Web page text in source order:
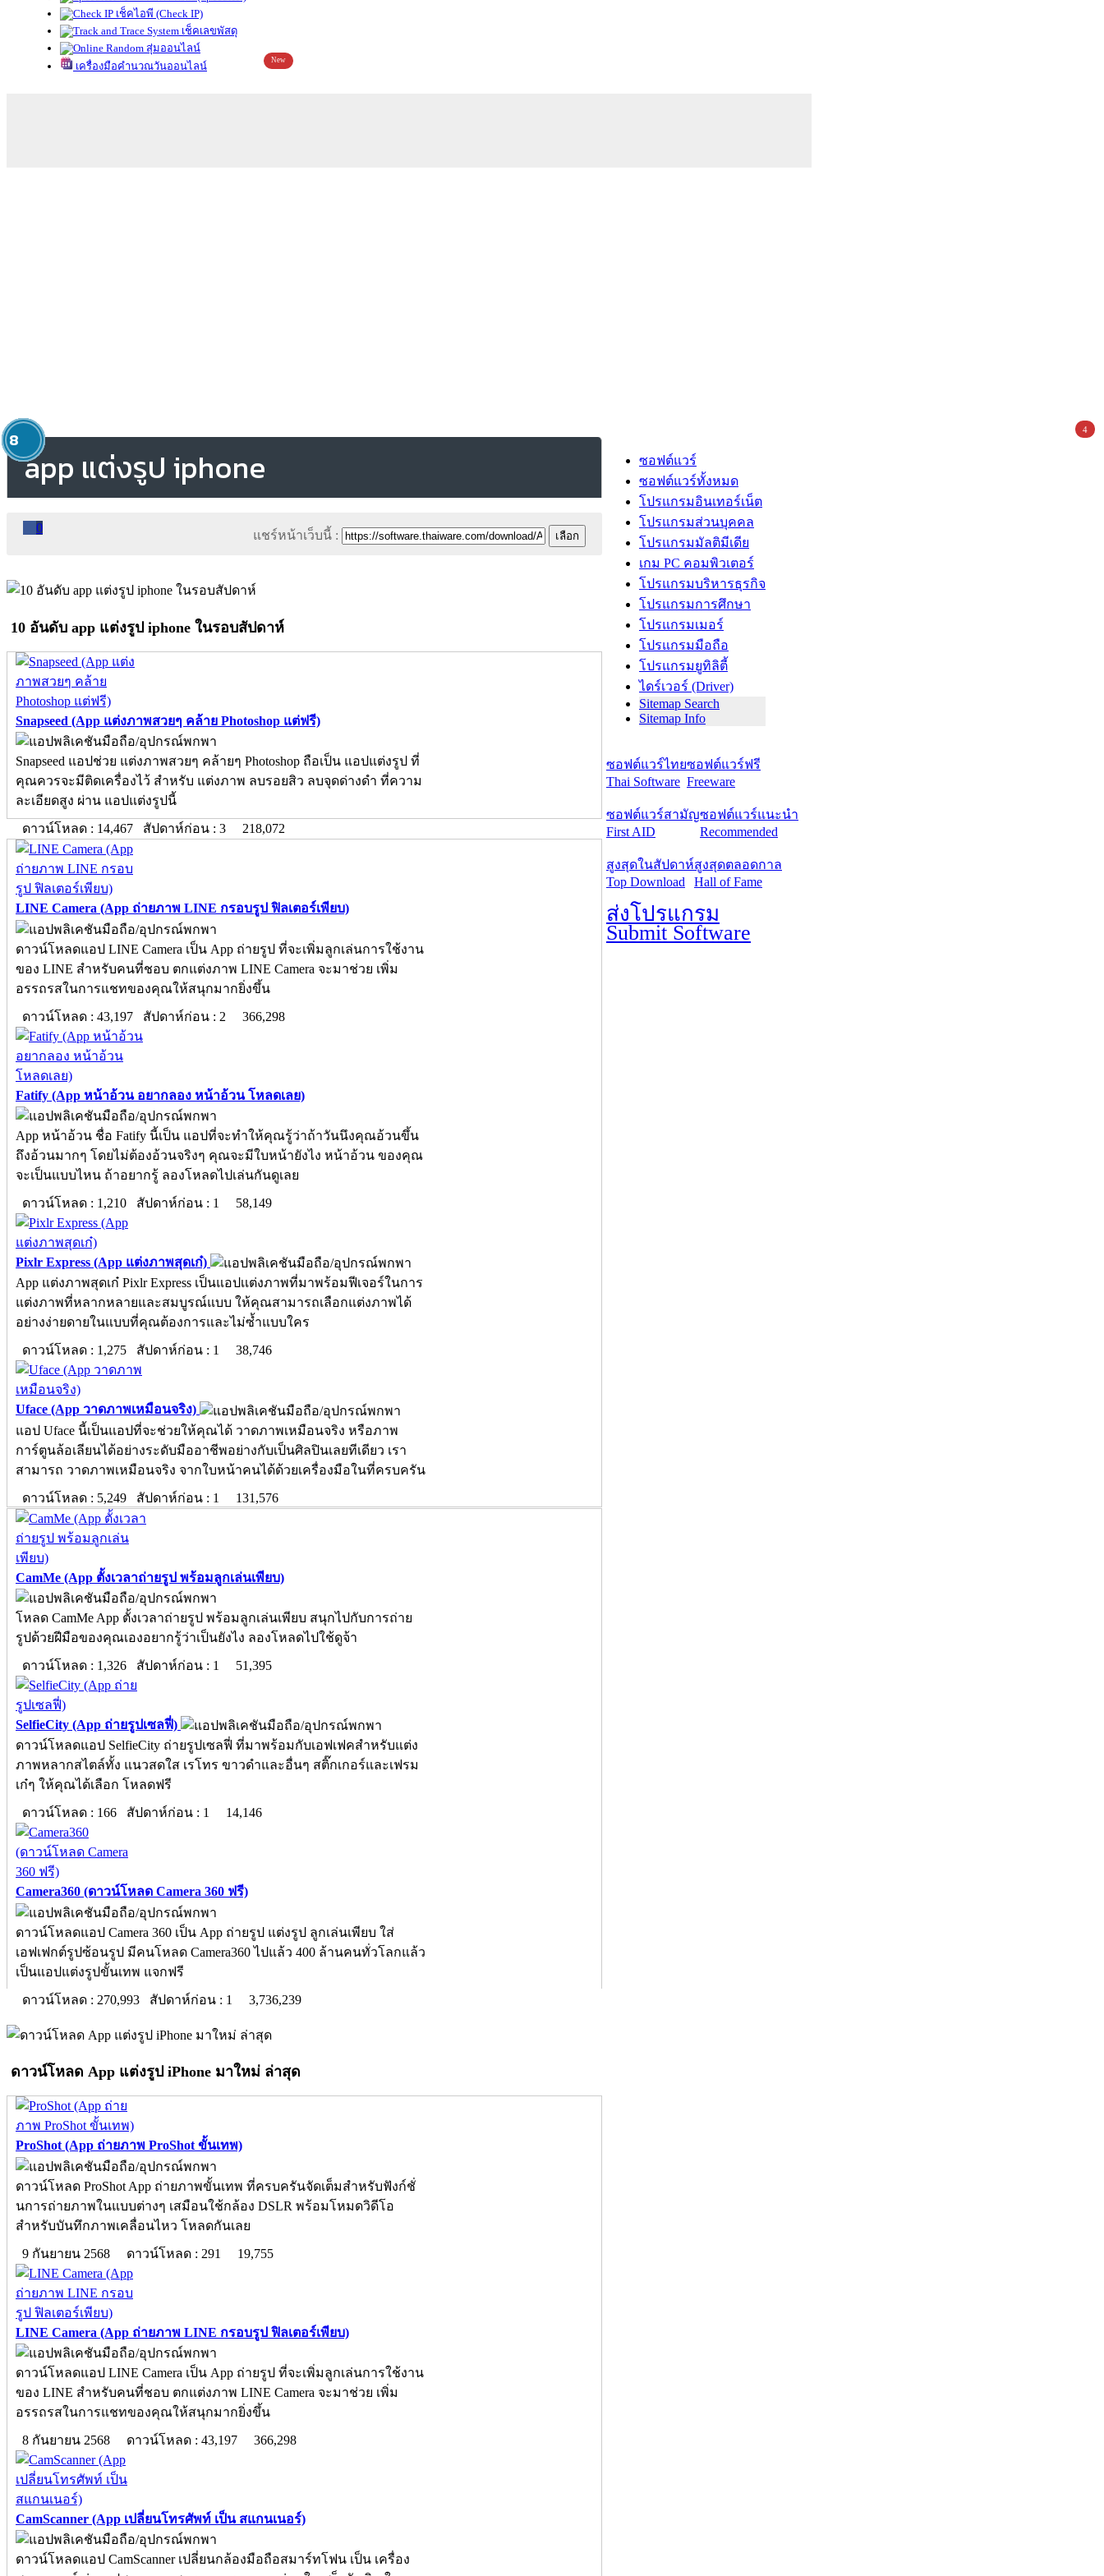
เช็คไอพี (Check IP)
เช็คเลขพัสดุ
สุ่มออนไลน์
เครื่องมือคำนวณวันออนไลน์
New
app แต่งรูป iphone
0
แชร์หน้าเว็บนี้ :
10 อันดับ app แต่งรูป iphone ในรอบสัปดาห์
1
Snapseed (App แต่งภาพสวยๆ คล้าย Photoshop แต่ฟรี)
Snapseed แอปช่วย แต่งภาพสวยๆ คล้ายๆ Photoshop ถือเป็น แอปแต่งรูป ที่
คุณควรจะมีติดเครื่องไว้ สำหรับ แต่งภาพ ลบรอยสิว ลบจุดด่างดำ ที่ความ
ละเอียดสูง ผ่าน แอปแต่งรูปนี้
ดาวน์โหลด : 14,467 สัปดาห์ก่อน : 3
218,072
2
LINE Camera (App ถ่ายภาพ LINE กรอบรูป ฟิลเตอร์เพียบ)
ดาวน์โหลดแอป LINE Camera เป็น App ถ่ายรูป ที่จะเพิ่มลูกเล่นการใช้งาน
ของ LINE สำหรับคนที่ชอบ ตกแต่งภาพ LINE Camera จะมาช่วย เพิ่ม
อรรถรสในการแชทของคุณให้สนุกมากยิ่งขึ้น
ดาวน์โหลด : 43,197 สัปดาห์ก่อน : 2
366,298
3
Fatify (App หน้าอ้วน อยากลอง หน้าอ้วน โหลดเลย)
App หน้าอ้วน ชื่อ Fatify นี้เป็น แอปที่จะทำให้คุณรู้ว่าถ้าวันนึงคุณอ้วนขึ้น
ถึงอ้วนมากๆ โดยไม่ต้องอ้วนจริงๆ คุณจะมีใบหน้ายังไง หน้าอ้วน ของคุณ
จะเป็นแบบไหน ถ้าอยากรู้ ลองโหลดไปเล่นกันดูเลย
ดาวน์โหลด : 1,210 สัปดาห์ก่อน : 1
58,149
4
Pixlr Express (App แต่งภาพสุดเก๋)
App แต่งภาพสุดเก๋ Pixlr Express เป็นแอปเเต่งภาพที่มาพร้อมฟีเจอร์ในการ
แต่งภาพที่หลากหลายและสมบูรณ์แบบ ให้คุณสามารถเลือกแต่งภาพได้
อย่างง่ายดายในแบบที่คุณต้องการและไม่ซ้ำแบบใคร
ดาวน์โหลด : 1,275 สัปดาห์ก่อน : 1
38,746
5
Uface (App วาดภาพเหมือนจริง)
แอป Uface นี้เป็นแอปที่จะช่วยให้คุณได้ วาดภาพเหมือนจริง หรือภาพ
การ์ตูนล้อเลียนได้อย่างระดับมืออาชีพอย่างกับเป็นศิลปินเลยทีเดียว เรา
สามารถ วาดภาพเหมือนจริง จากใบหน้าคนได้ด้วยเครื่องมือในที่ครบครัน
ดาวน์โหลด : 5,249 สัปดาห์ก่อน : 1
131,576
6
CamMe (App ตั้งเวลาถ่ายรูป พร้อมลูกเล่นเพียบ)
โหลด CamMe App ตั้งเวลาถ่ายรูป พร้อมลูกเล่นเพียบ สนุกไปกับการถ่าย
รูปด้วยฝีมือของคุณเองอยากรู้ว่าเป็นยังไง ลองโหลดไปใช้ดูจ้า
ดาวน์โหลด : 1,326 สัปดาห์ก่อน : 1
51,395
7
SelfieCity (App ถ่ายรูปเซลฟี่)
ดาวน์โหลดแอป SelfieCity ถ่ายรูปเซลฟี่ ที่มาพร้อมกับเอฟเฟคสำหรับแต่ง
ภาพหลากสไตล์ทั้ง แนวสดใส เรโทร ขาวดำและอื่นๆ สติ๊กเกอร์และเฟรม
เก๋ๆ ให้คุณได้เลือก โหลดฟรี
ดาวน์โหลด : 166 สัปดาห์ก่อน : 1
14,146
8
Camera360 (ดาวน์โหลด Camera 360 ฟรี)
ดาวน์โหลดแอป Camera 360 เป็น App ถ่ายรูป แต่งรูป ลูกเล่นเพียบ ใส่
เอฟเฟกต์รูปซ้อนรูป มีคนโหลด Camera360 ไปแล้ว 400 ล้านคนทั่วโลกแล้ว
เป็นแอปแต่งรูปขั้นเทพ แจกฟรี
ดาวน์โหลด : 270,993 สัปดาห์ก่อน : 1
3,736,239
ดาวน์โหลด App แต่งรูป iPhone มาใหม่ ล่าสุด
ProShot (App ถ่ายภาพ ProShot ขั้นเทพ)
ดาวน์โหลด ProShot App ถ่ายภาพขั้นเทพ ที่ครบครันจัดเต็มสำหรับฟังก์ชั่
นการถ่ายภาพในแบบต่างๆ เสมือนใช้กล้อง DSLR พร้อมโหมดวิดีโอ
สำหรับบันทึกภาพเคลื่อนไหว โหลดกันเลย
9 กันยายน 2568
ดาวน์โหลด : 291 19,755
LINE Camera (App ถ่ายภาพ LINE กรอบรูป ฟิลเตอร์เพียบ)
ดาวน์โหลดแอป LINE Camera เป็น App ถ่ายรูป ที่จะเพิ่มลูกเล่นการใช้งาน
ของ LINE สำหรับคนที่ชอบ ตกแต่งภาพ LINE Camera จะมาช่วย เพิ่ม
อรรถรสในการแชทของคุณให้สนุกมากยิ่งขึ้น
8 กันยายน 2568
ดาวน์โหลด : 43,197 366,298
CamScanner (App เปลี่ยนโทรศัพท์ เป็น สแกนเนอร์)
ดาวน์โหลดแอป CamScanner เปลี่ยนกล้องมือถือสมาร์ทโฟน เป็น เครื่อง
ซอฟต์แวร์
ซอฟต์แวร์ทั้งหมด
โปรแกรมอินเทอร์เน็ต
โปรแกรมส่วนบุคคล
โปรแกรมมัลติมีเดีย
เกม PC คอมพิวเตอร์
โปรแกรมบริหารธุรกิจ
โปรแกรมการศึกษา
โปรแกรมเมอร์
โปรแกรมมือถือ
โปรแกรมยูทิลิตี้
ไดร์เวอร์ (Driver)
Sitemap Search
Sitemap Info
ซอฟต์แวร์ไทย
Thai Software
ซอฟต์แวร์ฟรี
Freeware
ซอฟต์แวร์สามัญ
First AID
ซอฟต์แวร์แนะนำ
Recommended
สูงสุดในสัปดาห์
Top Download
สูงสุดตลอดกาล
Hall of Fame
ส่งโปรแกรม
Submit Software
4